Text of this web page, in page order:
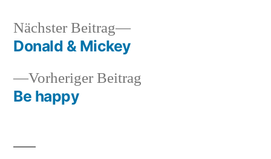
Beitragsnavigation
Vorheriger Beitrag
Be happy
Nächster Beitrag
Nächster
Beitrag:
Donald & Mickey